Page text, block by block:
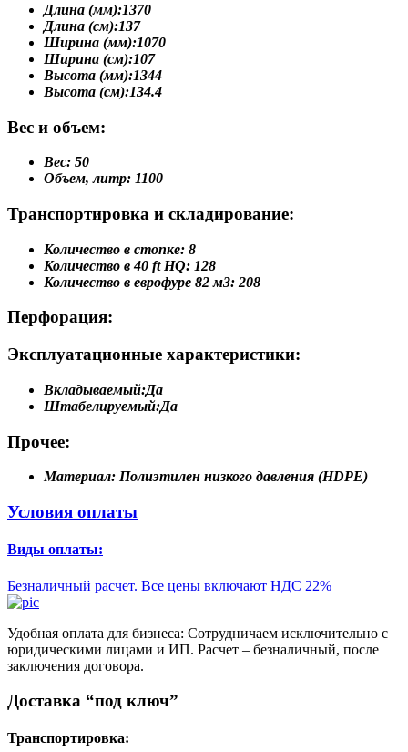
Длина (мм):1370
Длина (см):137
Ширина (мм):1070
Ширина (см):107
Высота (мм):1344
Высота (см):134.4
Вес и объем:
Вес: 50
Объем, литр: 1100
Транспортировка и складирование:
Количество в стопке: 8
Количество в 40 ft HQ: 128
Количество в еврофуре 82 м3: 208
Перфорация:
Эксплуатационные характеристики:
Вкладываемый:Да
Штабелируемый:Да
Прочее:
Материал: Полиэтилен низкого давления (HDPE)
Условия оплаты
Виды оплаты:
Безналичный расчет. Все цены включают НДС 22%
Удобная оплата для бизнеса: Сотрудничаем исключительно с
юридическими лицами и ИП. Расчет – безналичный, после
заключения договора.
Доставка “под ключ”
Транспортировка: